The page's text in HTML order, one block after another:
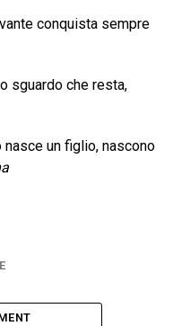
conquista sempre
sguardo che resta,
nasce un figlio, nascono